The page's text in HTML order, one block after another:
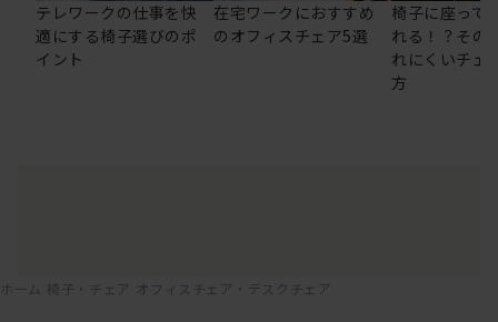
テレワークの仕事を快
適にする椅子選びのポ
イント
在宅ワークにおすすめ
のオフィスチェア5選
椅子に座って
れる！？その
れにくいチェ
方
ホーム 椅子・チェア オフィスチェア・デスクチェア